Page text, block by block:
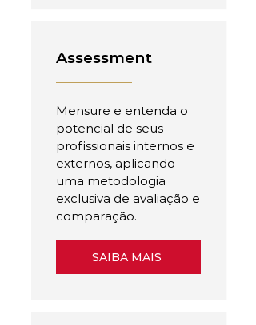
Assessment
Mensure e entenda o
potencial de seus
profissionais internos e
externos, aplicando
uma metodologia
exclusiva de avaliação e
comparação.
SAIBA MAIS